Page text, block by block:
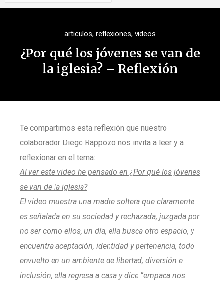
articulos, reflexiones, videos
¿Por qué los jóvenes se van de
la iglesia? – Reflexión
Te compartimos esta reflexión que nuestro
colaborador Diego Rappozo nos invita a leer y a
reflexionar en el tema:
Al ver este video he pensado en ¿Por qué los jóvenes
se van de la iglesia?
El video muestra una madre soltera que claramente
es señalada en su sociedad y rechazada, juzgada por
no ser como ellos, un día, ella busca otro espacio, y
encuentra aceptación, identidad y pertenencia, todo
envuelto en un ambiente de libertad, diversión e
inclusión, ella regresa a casa y dice “empaca nos